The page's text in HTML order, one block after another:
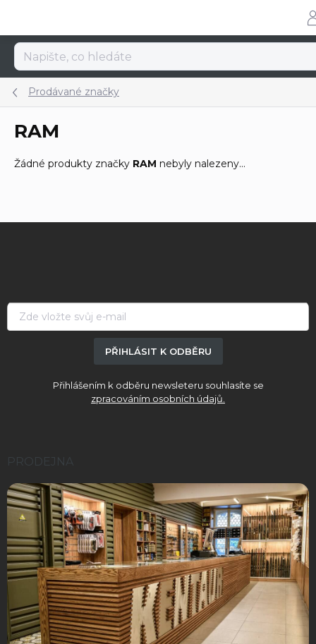
obsah
Prodávané značky
RAM
Žádné produkty značky RAM nebyly nalezeny...
PŘIHLÁSIT K ODBĚRU
Přihlášením k odběru newsleteru souhlasíte se
zpracováním osobních údajů.
PRODEJNA